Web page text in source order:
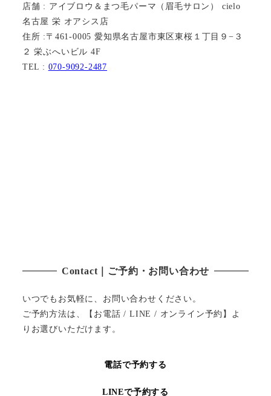
店舗 : アイブロウ＆まつ毛パーマ（眉毛サロン） cielo
名古屋 栄 オアシス店
住所 :〒461-0005 愛知県名古屋市東区東桜１丁目９−３
２ 栄ぶへいビル 4F
TEL : 070-9092-2487
Contact｜ご予約・お問い合わせ
いつでもお気軽に、お問い合わせください。
ご予約方法は、【お電話 / LINE / オンライン予約】よ
りお選びいただけます。
電話で予約する
LINEで予約する